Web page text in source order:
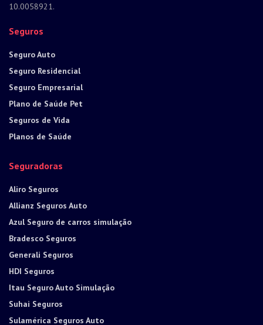
10.0058921.
Seguros
Seguro Auto
Seguro Residencial
Seguro Empresarial
Plano de Saúde Pet
Seguros de Vida
Planos de Saúde
Seguradoras
Aliro Seguros
Allianz Seguros Auto
Azul Seguro de carros simulação
Bradesco Seguros
Generali Seguros
HDI Seguros
Itau Seguro Auto Simulação
Suhai Seguros
Sulamérica Seguros Auto